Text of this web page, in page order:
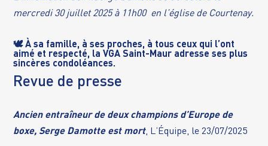
mercredi 30 juillet 2025 à 11h00 en l’église de Courtenay.
🕊️ À sa famille, à ses proches, à tous ceux qui l’ont
aimé et respecté, la VGA Saint-Maur adresse ses plus
sincères condoléances.
Revue de presse
Ancien entraîneur de deux champions d’Europe de
boxe, Serge Damotte est mort, L’Équipe, le 23/07/2025